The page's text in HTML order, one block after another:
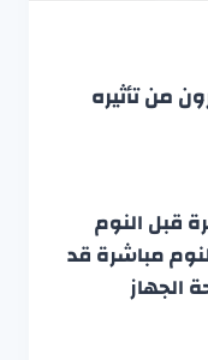
من تأثيره
قبل النوم
مباشرة قد
الجهاز